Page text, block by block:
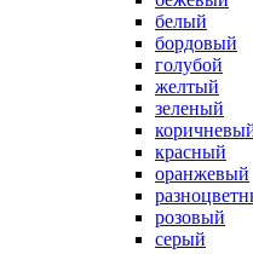
белый
бордовый
голубой
желтый
зеленый
красный
оранжевый
розовый
серый